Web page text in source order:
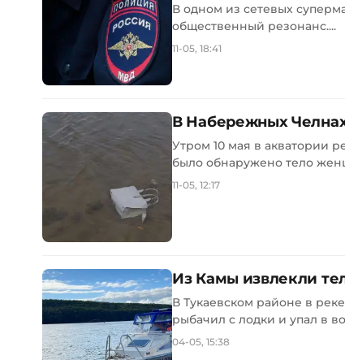
В одном из сетевых
общественный резонанс....
11-05, 18:41
В Набережных
Утром 10 мая в акватории
было обнаружено тело
11-05, 12:17
Из Камы извлекли
В Тукаевском районе в
рыбачил с лодки и упал в
04-05, 15:38